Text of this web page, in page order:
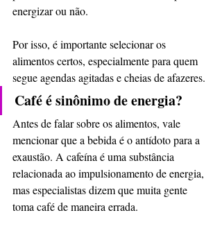
energizar ou não.
Por isso, é importante selecionar os
alimentos certos, especialmente para quem
segue agendas agitadas e cheias de afazeres.
Café é sinônimo de energia?
Antes de falar sobre os alimentos, vale
mencionar que a bebida é o antídoto para a
exaustão. A cafeína é uma substância
relacionada ao impulsionamento de energia,
mas especialistas dizem que muita gente
toma café de maneira errada.